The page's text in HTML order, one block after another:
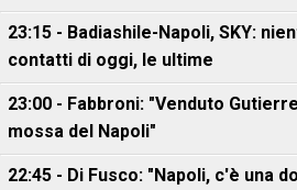
23:15 - Badiashile-Napoli, SKY:
contatti di oggi, le ultime
23:00 - Fabbroni: "Venduto
mossa del Napoli"
22:45 - Di Fusco: "Napoli, c'è una